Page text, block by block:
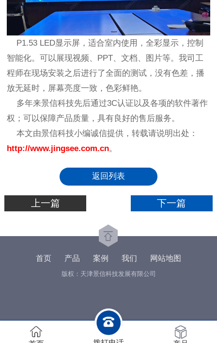
P1.53 LED显示屏，适合室内使用，全彩显示，控制
智能化。可以展现视频、PPT、文档、图片等。我司工
程师在现场安装之后进行了全面的测试，没有色差，播
放无延时，屏幕亮度一致，色彩鲜艳。
多年来景信科技先后通过3C认证以及各项的软件著作
权；可以保障产品质量，具有良好的售后服务。
本文由景信科技小编诚信提供，转载请说明出处：
http://www.jingsee.com.cn。
返回列表
上一篇 下一篇
首页 产品 案例 我们 网站地图
版权：天津景信科技发展有限公司